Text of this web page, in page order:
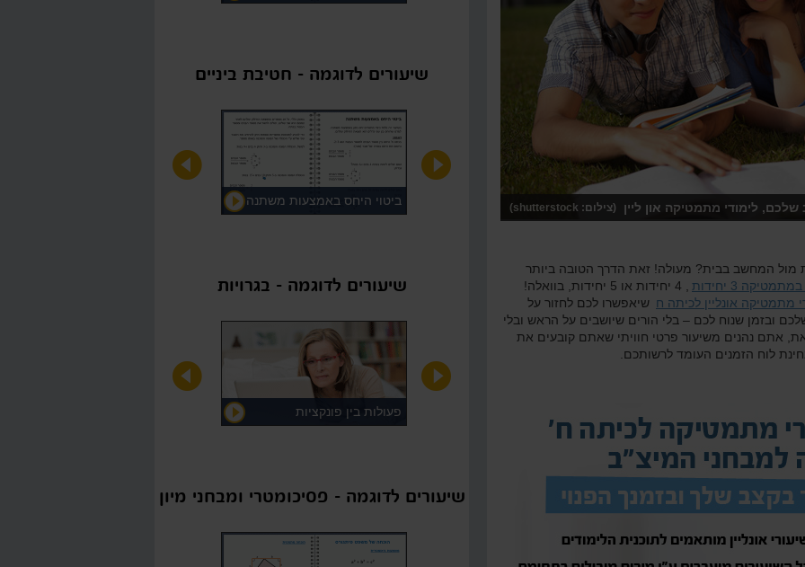
לימודי מתמטיקה און ליין (צילום: shutterstock)
המחשב בבית? מעולה! זאת הדרך הטובה ביותר
3 יחידות
, 4 יחידות או 5 יחידות, בוואלה!
מתמטיקה אונליין לכיתה ח שיאפשרו לכם לחזור על
ובזמן שנוח לכם – בלי הורים שיושבים על הראש ובלי
אתם נהנים משיעור פרטי חוויתי שאתם קובעים את
לוח הזמנים העומד לרשותכם.
שיעורים לדוגמה - חטיבת ביניים
ביטוי היחס באמצעות משתנה זווית חיצונית במשולש
שטחים של מצולעים מוכרים -
שיעורים לדוגמה - בגרויות
פעולות בין פונקציות
שיעורים לדוגמה - פסיכומטרי ומבחני מיון